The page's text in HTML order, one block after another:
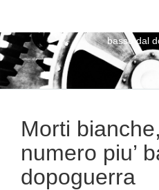
basso dal
Morti
numero piu’
dopoguerra